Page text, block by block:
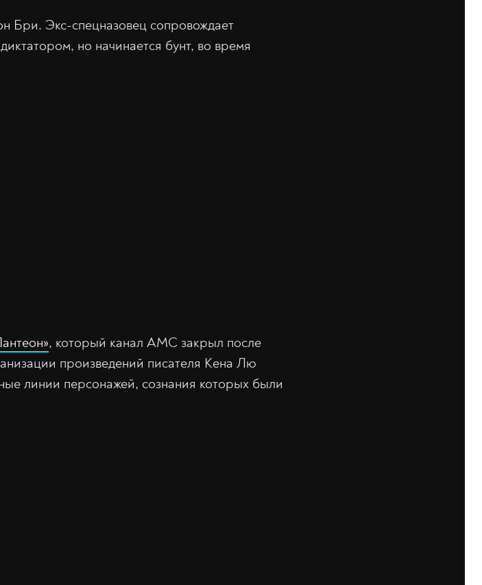
Экс-спецназовец сопровождает
но начинается бунт, во время
, который канал AMC закрыл после
произведений писателя Кена Лю
линии персонажей, сознания которых были